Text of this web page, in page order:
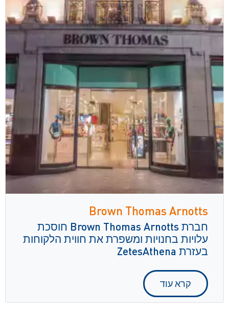
Brown Thomas Arnotts
חברת Brown Thomas Arnotts חוסכת
עלויות בחנויות ומשפרת את חווית הלקוחות
בעזרת ZetesAthena
קרא עוד